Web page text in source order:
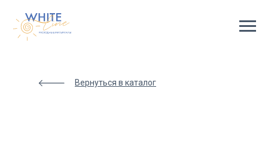
code
Вернуться в каталог